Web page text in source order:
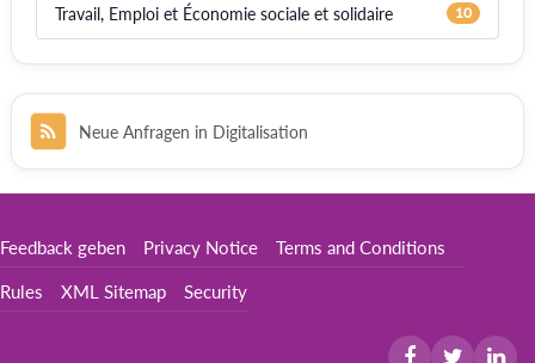
Travail, Emploi et Économie sociale et solidaire 10
Neue Anfragen in Digitalisation
Feedback geben Privacy Notice Terms and Conditions
Rules XML Sitemap Security